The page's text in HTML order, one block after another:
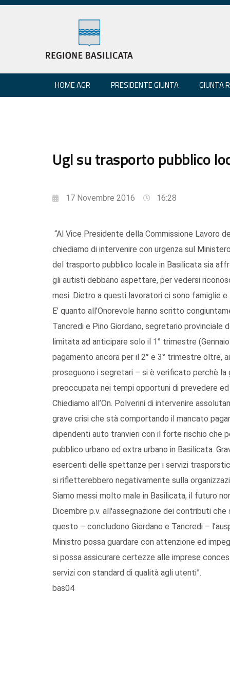
HOME AGR PRESIDENTE GIUNTA GIUNTA
Ugl su trasporto pubblico
17 Novembre 2016 16:28
“Al Vice Presidente della Commissione Lavoro
chiediamo di intervenire con urgenza sul
del trasporto pubblico locale in Basilicata sia
gli autisti debbano aspettare, per vedersi
mesi. Dietro a questi lavoratori ci sono famiglie e
E’ quanto all’Onorevole hanno scritto
Tancredi e Pino Giordano, segretario provinciale
limitata ad anticipare solo il 1° trimestre
pagamento ancora per il 2° e 3° trimestre oltre,
proseguono i segretari – si è verificato perchè
preoccupata nei tempi opportuni di prevedere
Chiediamo all’On. Polverini di intervenire
grave crisi che stà comportando il mancato
dipendenti auto tranvieri con il forte rischio che
pubblico urbano ed extra urbano in Basilicata.
esercenti delle spettanze per i servizi
si rifletterebbero negativamente sulla
Siamo messi molto male in Basilicata, il futuro
Dicembre p.v. all'assegnazione dei contributi
questo – concludono Giordano e Tancredi –
Ministro possa guardare con attenzione ed
si possa assicurare certezze alle imprese
servizi con standard di qualità agli utenti”.
bas04